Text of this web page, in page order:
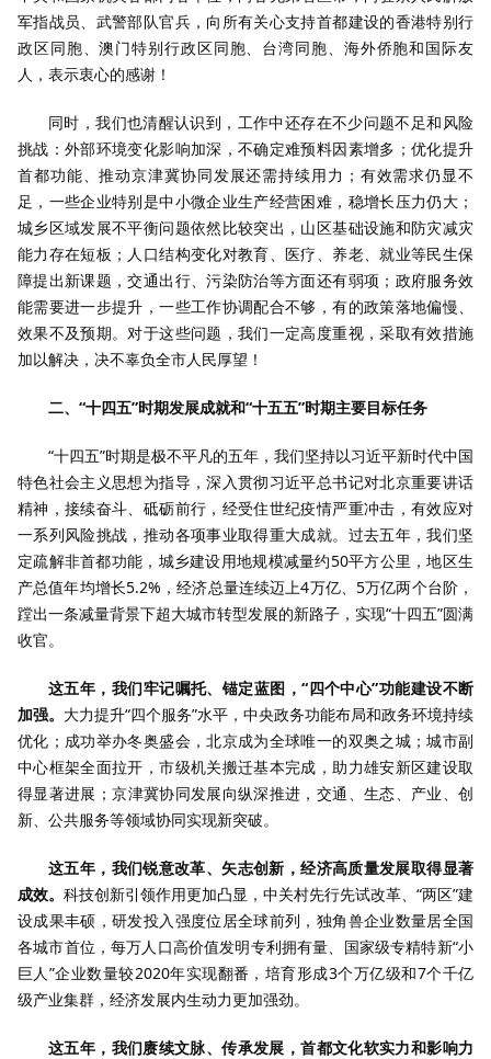
军指战员、武警部队官兵，向所有关心支持首都建设的香港特别行
政区同胞、澳门特别行政区同胞、台湾同胞、海外侨胞和国际友
人，表示衷心的感谢！
同时，我们也清醒认识到，工作中还存在不少问题不足和风险
挑战：外部环境变化影响加深，不确定难预料因素增多；优化提升
首都功能、推动京津冀协同发展还需持续用力；有效需求仍显不
足，一些企业特别是中小微企业生产经营困难，稳增长压力仍大；
城乡区域发展不平衡问题依然比较突出，山区基础设施和防灾减灾
能力存在短板；人口结构变化对教育、医疗、养老、就业等民生保
障提出新课题，交通出行、污染防治等方面还有弱项；政府服务效
能需要进一步提升，一些工作协调配合不够，有的政策落地偏慢、
效果不及预期。对于这些问题，我们一定高度重视，采取有效措施
加以解决，决不辜负全市人民厚望！
二、“十四五”时期发展成就和“十五五”时期主要目标任务
“十四五”时期是极不平凡的五年，我们坚持以习近平新时代中国
特色社会主义思想为指导，深入贯彻习近平总书记对北京重要讲话
精神，接续奋斗、砥砺前行，经受住世纪疫情严重冲击，有效应对
一系列风险挑战，推动各项事业取得重大成就。过去五年，我们坚
定疏解非首都功能，城乡建设用地规模减量约50平方公里，地区生
产总值年均增长5.2%，经济总量连续迈上4万亿、5万亿两个台阶，
蹚出一条减量背景下超大城市转型发展的新路子，实现“十四五”圆满
收官。
这五年，我们牢记嘱托、锚定蓝图，“四个中心”功能建设不断
加强。 大力提升“四个服务”水平，中央政务功能布局和政务环境持续
优化；成功举办冬奥盛会，北京成为全球唯一的双奥之城；城市副
中心框架全面拉开，市级机关搬迁基本完成，助力雄安新区建设取
得显著进展；京津冀协同发展向纵深推进，交通、生态、产业、创
新、公共服务等领域协同实现新突破。
这五年，我们锐意改革、矢志创新，经济高质量发展取得显著
成效。 科技创新引领作用更加凸显，中关村先行先试改革、“两区”建
设成果丰硕，研发投入强度位居全球前列，独角兽企业数量居全国
各城市首位，每万人口高价值发明专利拥有量、国家级专精特新“小
巨人”企业数量较2020年实现翻番，培育形成3个万亿级和7个千亿
级产业集群，经济发展内生动力更加强劲。
这五年，我们赓续文脉、传承发展，首都文化软实力和影响力